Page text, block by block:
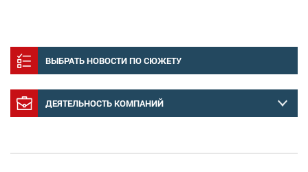
ВЫБРАТЬ НОВОСТИ ПО СЮЖЕТУ
ДЕЯТЕЛЬНОСТЬ КОМПАНИЙ